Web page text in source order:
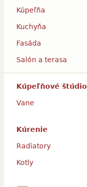
Kúpeľňa
Kuchyňa
Fasáda
Salón a terasa
Kúpeľňové štúdio
Vane
Kúrenie
Radiatory
Kotly